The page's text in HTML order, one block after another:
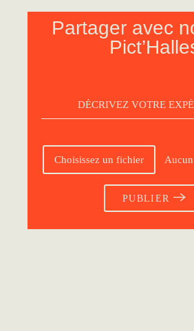
Partager avec
Choisissez un fichier
PUBLIER